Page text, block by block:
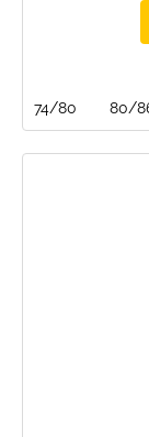
74/80 80/